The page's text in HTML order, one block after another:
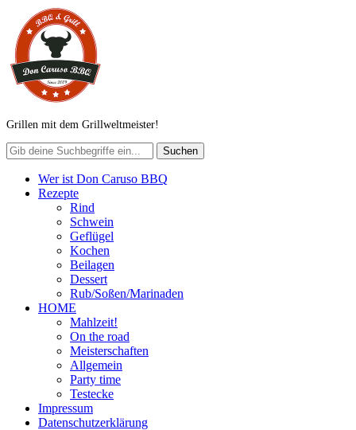
Grillen mit dem Grillweltmeister!
Wer ist Don Caruso BBQ
Rezepte
Rind
Schwein
Geflügel
Kochen
Beilagen
Dessert
Rub/Soßen/Marinaden
HOME
Mahlzeit!
On the road
Meisterschaften
Allgemein
Party time
Testecke
Impressum
Datenschutzerklärung